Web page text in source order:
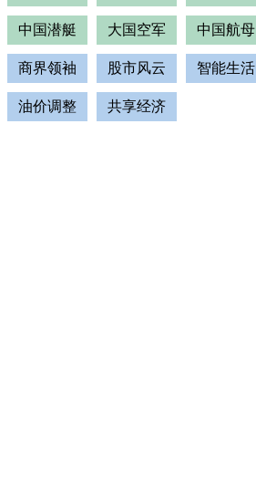
中国潜艇 大国空军 中国航母
商界领袖 股市风云 智能生活
油价调整 共享经济